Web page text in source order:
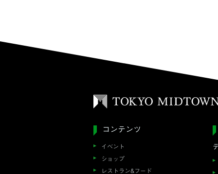
コンテンツ
イベント
ショップ
レストラン&フード